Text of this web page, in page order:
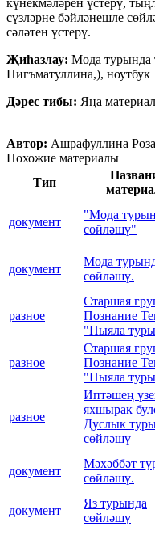
күнекмәләрен үстерү,
сүзләрне бәйләнешле
сәләтен үстерү.
Җиһазлау: Мода турында
Нигъматуллина,), ноутбук
Дәрес тибы: Яңа
Автор: Ашрафуллина
Похожие материалы
Тип
документ
"Мода
сөйләшү"
документ
Мода
сөйләшү.
разное
Старшая
Познание
"Пыяла
разное
Старшая
Познание
"Пыяла
разное
Иптәшең
яхшырак
Дуслык
сөйләшү
документ
Мәхәббәт
сөйләшү.
документ
Яз турында
сөйләшү